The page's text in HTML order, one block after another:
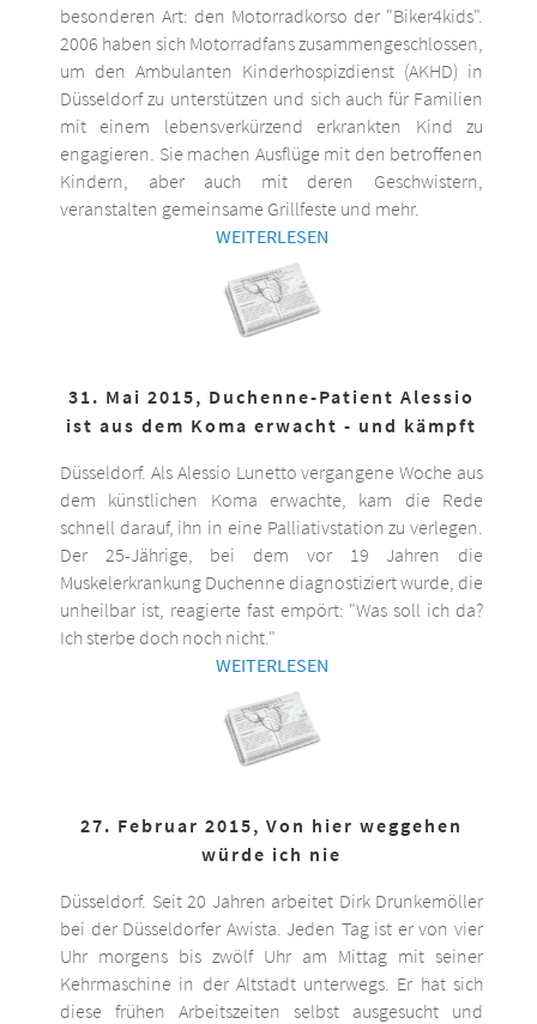
besonderen Art: den Motorradkorso der "Biker4kids".
2006 haben sich Motorradfans zusammengeschlossen,
um den Ambulanten Kinderhospizdienst (AKHD) in
Düsseldorf zu unterstützen und sich auch für Familien
mit einem lebensverkürzend erkrankten Kind zu
engagieren. Sie machen Ausflüge mit den betroffenen
Kindern, aber auch mit deren Geschwistern,
veranstalten gemeinsame Grillfeste und mehr.
WEITERLESEN
31. Mai 2015, Duchenne-Patient Alessio
ist aus dem Koma erwacht - und kämpft
Düsseldorf. Als Alessio Lunetto vergangene Woche aus
dem künstlichen Koma erwachte, kam die Rede
schnell darauf, ihn in eine Palliativstation zu verlegen.
Der 25-Jährige, bei dem vor 19 Jahren die
Muskelerkrankung Duchenne diagnostiziert wurde, die
unheilbar ist, reagierte fast empört: "Was soll ich da?
Ich sterbe doch noch nicht."
WEITERLESEN
27. Februar 2015, Von hier weggehen
würde ich nie
Düsseldorf. Seit 20 Jahren arbeitet Dirk Drunkemöller
bei der Düsseldorfer Awista. Jeden Tag ist er von vier
Uhr morgens bis zwölf Uhr am Mittag mit seiner
Kehrmaschine in der Altstadt unterwegs. Er hat sich
diese frühen Arbeitszeiten selbst ausgesucht und